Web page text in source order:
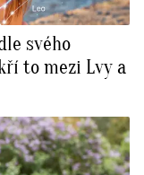
svého
to mezi Lvy a